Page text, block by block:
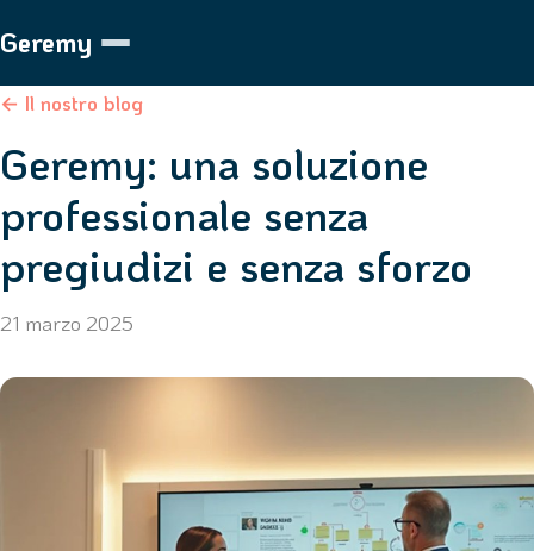
Geremy
← Il nostro blog
Geremy: una soluzione
professionale senza
pregiudizi e senza sforzo
21 marzo 2025